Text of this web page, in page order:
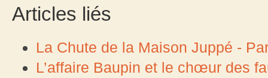
Articles liés
La Chute de la Maison Juppé -
L’affaire Baupin et le chœur des